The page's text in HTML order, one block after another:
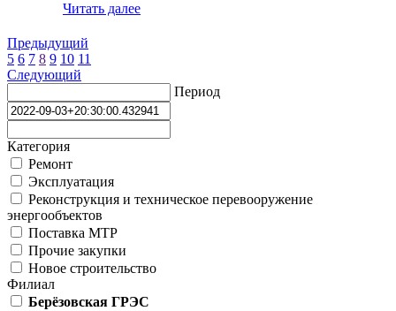
Читать далее
Предыдущий
5 6 7 8 9 10 11
Следующий
Период
Категория
Ремонт
Эксплуатация
Реконструкция и техническое перевооружение
энергообъектов
Поставка МТР
Прочие закупки
Новое строительство
Филиал
Берёзовская ГРЭС